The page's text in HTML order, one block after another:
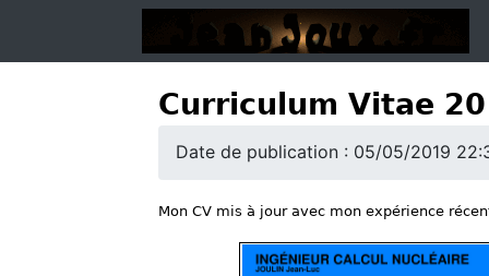
Curriculum Vitae
Date de publication : 05/05/2019
Mon CV mis à jour avec mon expérience